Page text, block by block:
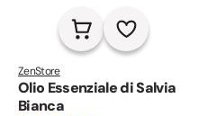
ZenStore
Olio Essenziale di Salvia
Bianca